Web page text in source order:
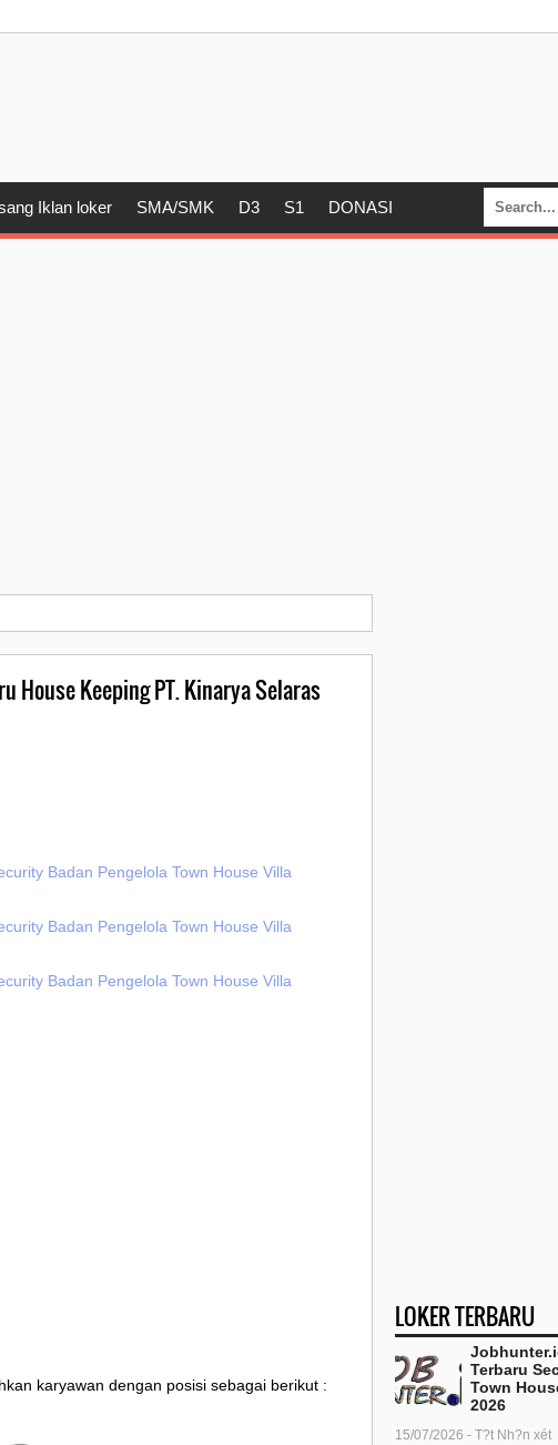
Iklan loker SMA/SMK D3 S1 DONASI
House Keeping PT. Kinarya Selaras
Badan Pengelola Town House Villa
Badan Pengelola Town House Villa
Badan Pengelola Town House Villa
karyawan dengan posisi sebagai berikut :
LOKER TERBARU
Terbaru
Town
2026
15/07/2026 - T?t Nh?n xét